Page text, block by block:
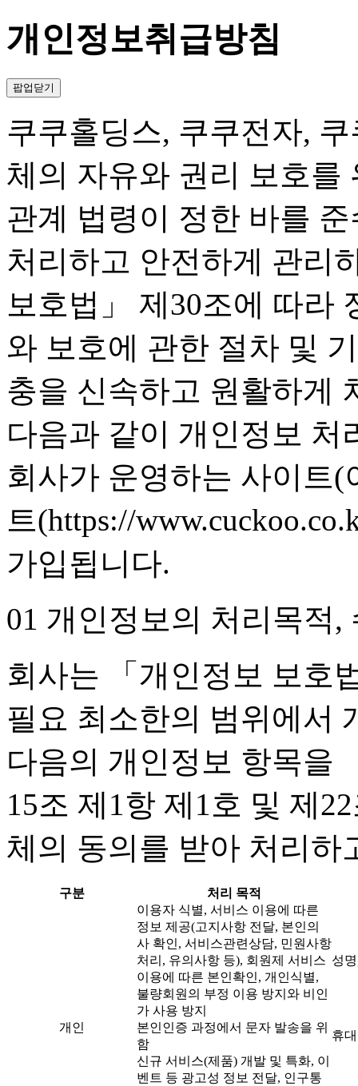
개인정보취급방침
팝업닫기
쿠쿠홀딩스, 쿠쿠전자,
체의 자유와 권리 보호를
관계 법령이 정한 바를
처리하고 안전하게 관리
보호법」 제30조에 따라
와 보호에 관한 절차 및
충을 신속하고 원활하게
다음과 같이 개인정보
회사가 운영하는 사이트(
트(https://
가입됩니다.
01 개인정보의 처리목적
회사는 「개인정보 보호
필요 최소한의 범위에서
다음의 개인정보 항목을
15조 제1항 제1호 및 제
체의 동의를 받아 처리하
구분 처리 목적
개인
이용자 식별, 서비스 이용에 따른
정보 제공(고지사항 전달, 본인의
사 확인, 서비스관련상담, 민원사항
처리, 유의사항 등), 회원제 서비스
이용에 따른 본인확인, 개인식별,
불량회원의 부정 이용 방지와 비인
가 사용 방지
성
본인인증 과정에서 문자 발송을 위
함
휴
신규 서비스(제품) 개발 및 특화, 이
벤트 등 광고성 정보 전달, 인구통